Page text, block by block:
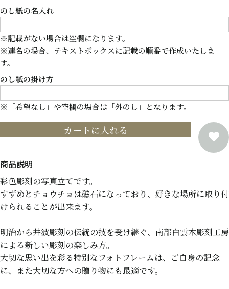
彩色彫刻の写真立てです。
すずめとチョウチョは磁石になっており、好きな場所に取り付
けられることが出来ます。
明治から井波彫刻の伝統の技を受け継ぐ、南部白雲木彫刻工房
による新しい彫刻の楽しみ方。
大切な思い出を彩る特別なフォトフレームは、ご自身の記念
に、また大切な方への贈り物にも最適です。
のし紙の名入れ
※記載がない場合は空欄になります。
※連名の場合、テキストボックスに記載の順番で作成いたしま
す。
のし紙の掛け方
※「希望なし」や空欄の場合は「外のし」となります。
カートに入れる